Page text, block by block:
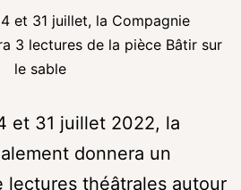
et 31 juillet, la Compagnie
3 lectures de la pièce Bâtir sur
le sable
et 31 juillet 2022, la
donnera un
lectures théâtrales autour